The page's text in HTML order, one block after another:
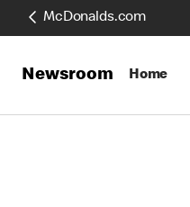
McDonalds.com
Newsroom Home